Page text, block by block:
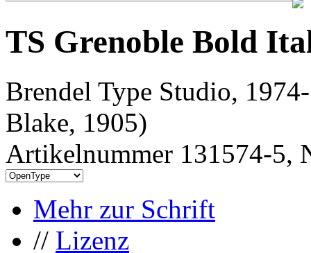
TS Grenoble Bold
Brendel Type Studio,
Blake, 1905)
Artikelnummer 131574-5,
Mehr zur Schrift
// Lizenz